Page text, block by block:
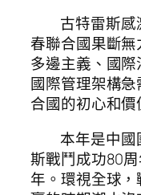
古特雷斯
春聯合國果斷無
多邊主義、國際
國際管理架構
合國的初心和價
本年是中國
斯戰鬥成功80
年。環視全球